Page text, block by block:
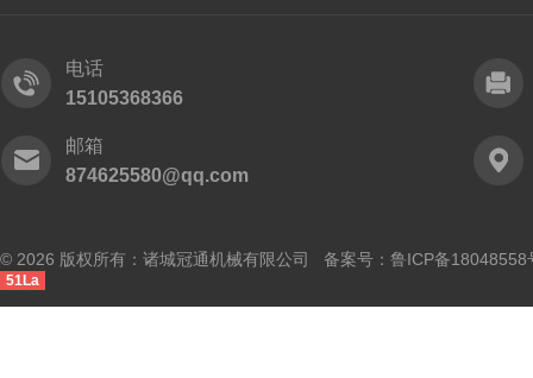
电话
15105368366
邮箱
874625580@qq.com
© 2026 版权所有：诸城冠通机械有限公司 备案号： 鲁ICP备18048558
51La